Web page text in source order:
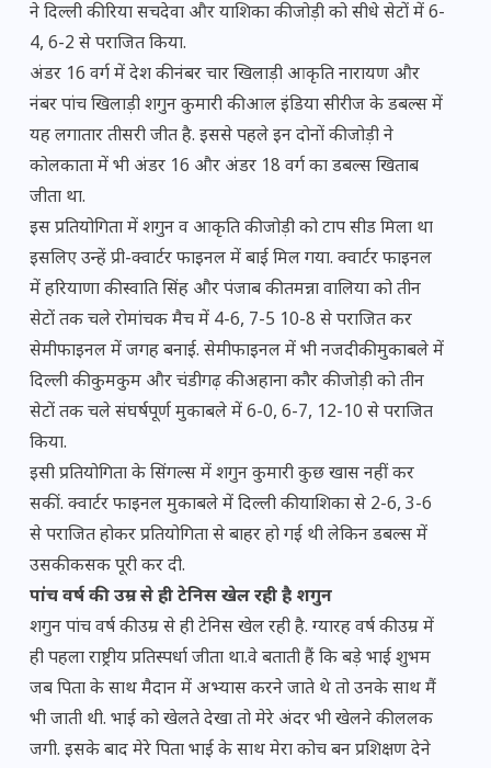
ने दिल्ली की रिया सचदेवा और याशिका की जोड़ी को सीधे सेटों में 6-
4, 6-2 से पराजित किया.
अंडर 16 वर्ग में देश की नंबर चार खिलाड़ी आकृति नारायण और
नंबर पांच खिलाड़ी शगुन कुमारी की आल इंडिया सीरीज के डबल्स में
यह लगातार तीसरी जीत है. इससे पहले इन दोनों की जोड़ी ने
कोलकाता में भी अंडर 16 और अंडर 18 वर्ग का डबल्स खिताब
जीता था.
इस प्रतियोगिता में शगुन व आकृति की जोड़ी को टाप सीड मिला था
इसलिए उन्हें प्री-क्वार्टर फाइनल में बाई मिल गया. क्वार्टर फाइनल
में हरियाणा की स्वाति सिंह और पंजाब की तमन्ना वालिया को तीन
सेटों तक चले रोमांचक मैच में 4-6, 7-5 10-8 से पराजित कर
सेमीफाइनल में जगह बनाई. सेमीफाइनल में भी नजदीकी मुकाबले में
दिल्ली की कुमकुम और चंडीगढ़ की अहाना कौर की जोड़ी को तीन
सेटों तक चले संघर्षपूर्ण मुकाबले में 6-0, 6-7, 12-10 से पराजित
किया.
इसी प्रतियोगिता के सिंगल्स में शगुन कुमारी कुछ खास नहीं कर
सकीं. क्वार्टर फाइनल मुकाबले में दिल्ली की याशिका से 2-6, 3-6
से पराजित होकर प्रतियोगिता से बाहर हो गई थी लेकिन डबल्स में
उसकी कसक पूरी कर दी.
पांच वर्ष की उम्र से ही टेनिस खेल रही है शगुन
शगुन पांच वर्ष की उम्र से ही टेनिस खेल रही है. ग्यारह वर्ष की उम्र में
ही पहला राष्ट्रीय प्रतिस्पर्धा जीता था.वे बताती हैं कि बड़े भाई शुभम
जब पिता के साथ मैदान में अभ्यास करने जाते थे तो उनके साथ मैं
भी जाती थी. भाई को खेलते देखा तो मेरे अंदर भी खेलने की ललक
जगी. इसके बाद मेरे पिता भाई के साथ मेरा कोच बन प्रशिक्षण देने